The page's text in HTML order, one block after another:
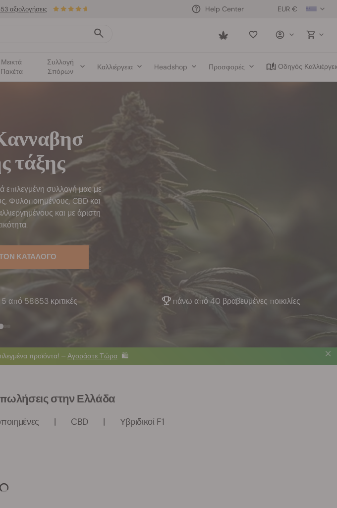
EUR €
Help Center
Saved
Μεικτά
Πακέτα
Συλλογή
Σπόρων
Καλλιέργεια Headshop Προσφορές Οδηγός
αξιολογήσεις
τάξης
επιλεγμένη συλλογή μας με
Φυλοποιημένους, CBD και
και με άριστη
ΚΑΤΑΛΟΓΟ
από 58653 κριτικές πάνω από 40 βραβευμένες ποικιλίες
προϊόντα! ⏤ Αγοράστε Τώρα 🛍️
στην Ελλάδα
CBD Υβριδικοί F1